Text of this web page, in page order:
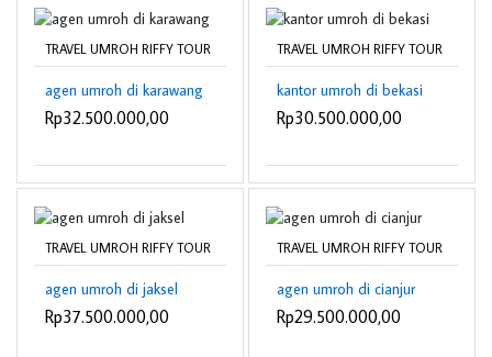
TRAVEL UMROH RIFFY TOUR
agen umroh di karawang
Rp32.500.000,00
TRAVEL UMROH RIFFY TOUR
kantor umroh di bekasi
Rp30.500.000,00
TRAVEL UMROH RIFFY TOUR
agen umroh di jaksel
Rp37.500.000,00
TRAVEL UMROH RIFFY TOUR
agen umroh di cianjur
Rp29.500.000,00